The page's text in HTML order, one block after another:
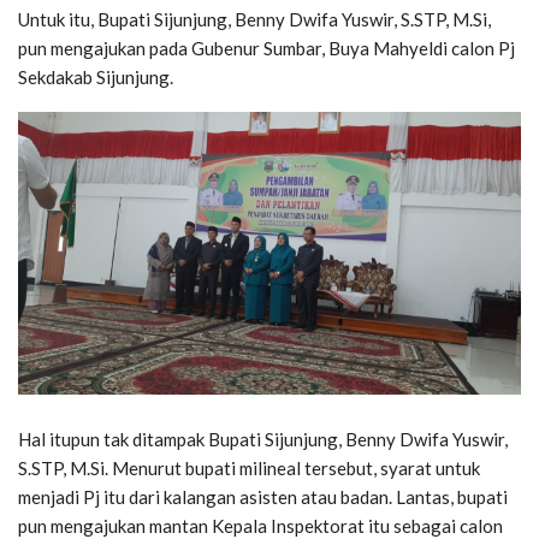
Untuk itu, Bupati Sijunjung, Benny Dwifa Yuswir, S.STP, M.Si,
pun mengajukan pada Gubenur Sumbar, Buya Mahyeldi calon Pj
Sekdakab Sijunjung.
Hal itupun tak ditampak Bupati Sijunjung, Benny Dwifa Yuswir,
S.STP, M.Si. Menurut bupati milineal tersebut, syarat untuk
menjadi Pj itu dari kalangan asisten atau badan. Lantas, bupati
pun mengajukan mantan Kepala Inspektorat itu sebagai calon